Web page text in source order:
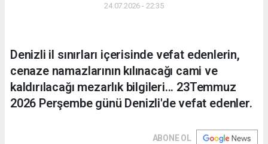
24.07.2026 - 22:35
Denizli il sınırları içerisinde vefat edenlerin,
cenaze namazlarının kılınacağı cami ve
kaldırılacağı mezarlık bilgileri... 23Temmuz
2026 Perşembe günü Denizli'de vefat edenler.
ABONE OL